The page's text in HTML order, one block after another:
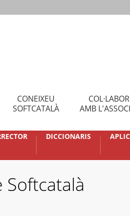
CONEIXEU
SOFTCATALÀ
AMB
DICCIONARIS
Softcatalà